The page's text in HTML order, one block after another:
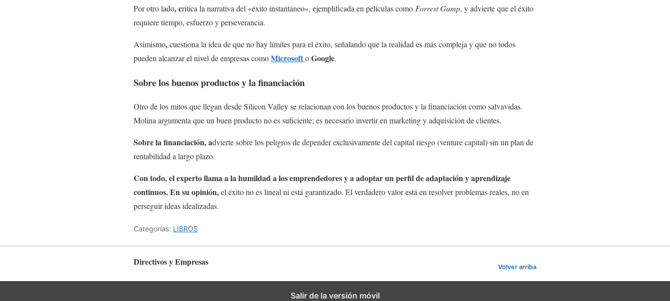
Por otro lado, critica la narrativa del «éxito instantáneo», ejemplificada en películas como Forrest Gump, y advierte que el éxito
requiere tiempo, esfuerzo y perseverancia.
Asimismo,cuestiona la idea de que no hay límites para el éxito, señalando que la realidad es más compleja y que no todos
pueden alcanzar el nivel de empresas comoMicrosoftoGoogle.
Sobre los buenos productos y la financiación
Otro de los mitos que llegan desde Silicon Valley se relacionan con los buenos productos y la financiación como salvavidas.
Molina argumenta que un buen producto no es suficiente; es necesario invertir en marketing y adquisición de clientes.
Sobre la financiación, advierte sobre los peligros de depender exclusivamente del capital riesgo (venture capital) sin un plan de
rentabilidad a largo plazo.
Con todo, el experto llama a la humildad a los emprendedores y a adoptar un perfil de adaptación y aprendizaje
continuos. En su opinión,el éxito no es lineal ni está garantizado. El verdadero valor está en resolver problemas reales, no en
perseguir ideas idealizadas.
Categorías: LIBROS
Directivos y Empresas Volver arriba
Salir de la versión móvil